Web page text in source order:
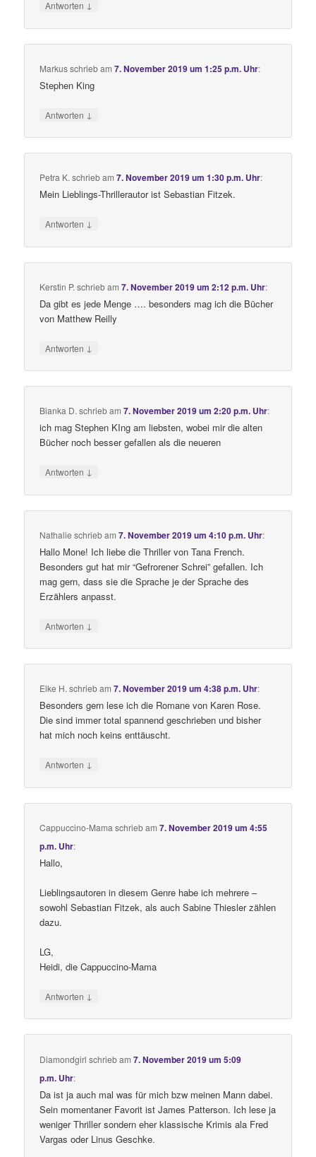
Antworten ↓
Markusschriebam7. November 2019 um 1:25 p.m. Uhr:
Stephen King
Antworten ↓
Petra K. schriebam7. November 2019 um 1:30 p.m. Uhr:
Mein Lieblings-Thrillerautor ist Sebastian Fitzek.
Antworten ↓
Kerstin P. schriebam7. November 2019 um 2:12 p.m. Uhr:
Da gibt es jede Menge …. besonders mag ich die Bücher
von Matthew Reilly
Antworten ↓
Bianka D. schriebam7. November 2019 um 2:20 p.m. Uhr:
ich mag Stephen KIng am liebsten, wobei mir die alten
Bücher noch besser gefallen als die neueren
Antworten ↓
Nathalie schriebam7. November 2019 um 4:10 p.m. Uhr:
Hallo Mone! Ich liebe die Thriller von Tana French.
Besonders gut hat mir “Gefrorener Schrei” gefallen. Ich
mag gern, dass sie die Sprache je der Sprache des
Erzählers anpasst.
Antworten ↓
Elke H. schriebam7. November 2019 um 4:38 p.m. Uhr:
Besonders gern lese ich die Romane von Karen Rose.
Die sind immer total spannend geschrieben und bisher
hat mich noch keins enttäuscht.
Antworten ↓
Cappuccino-Mama schriebam7. November 2019 um 4:55
p.m. Uhr:
Hallo,
Lieblingsautoren in diesem Genre habe ich mehrere –
sowohl Sebastian Fitzek, als auch Sabine Thiesler zählen
dazu.
LG,
Heidi, die Cappuccino-Mama
Antworten ↓
Diamondgirl schriebam7. November 2019 um 5:09
p.m. Uhr:
Da ist ja auch mal was für mich bzw meinen Mann dabei.
Sein momentaner Favorit ist James Patterson. Ich lese ja
weniger Thriller sondern eher klassische Krimis ala Fred
Vargas oder Linus Geschke.